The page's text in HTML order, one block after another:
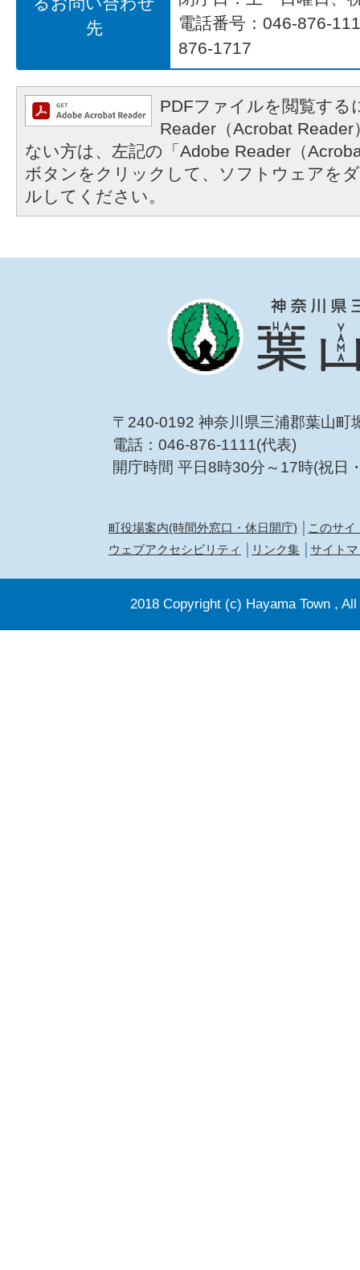
先
電話番号：046-876-
876-1717
PDFファイルを閲覧する
Reader（Acrobat
ない方は、左記の「Adobe Reader（
ボタンをクリックして、ソフトウェアを
ルしてください。
〒240-0192 神奈川県三浦郡葉山町
電話：046-876-1111(代表)
開庁時間 平日8時30分～17時(祝日
町役場案内(時間外窓口・休日開庁)
このサイ
ウェブアクセシビリティ
リンク集 サイト
2018 Copyright (c) Hayama Town ,